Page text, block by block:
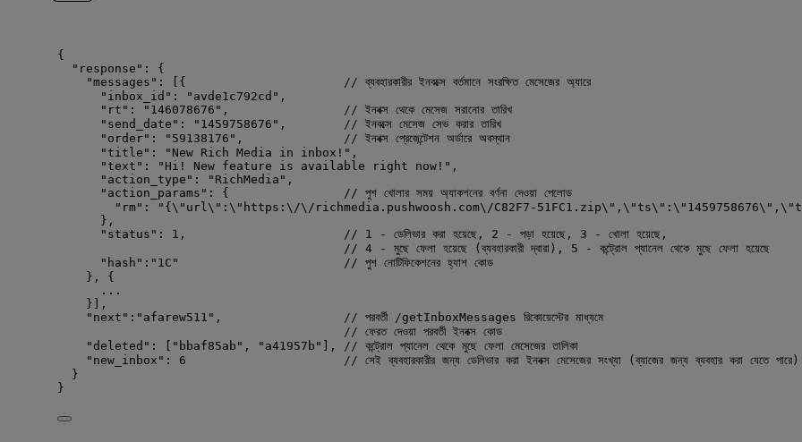
{
"response": {
"messages": [{                      // ব্যবহারকারীর ইনবক্সে বর্তমানে সংরক্ষিত মেসেজের অ্যারে
"inbox_id": "avde1c792cd",
"rt": "146078676",                // ইনবক্স থেকে মেসেজ সরানোর তারিখ
"send_date": "1459758676",        // ইনবক্সে মেসেজ সেভ করার তারিখ
"order": "59138176",              // ইনবক্স প্রেজেন্টেশন অর্ডারে অবস্থান
"title": "New Rich Media in inbox!",
"text": "Hi! New feature is available right now!",
"action_type": "RichMedia",
"action_params": {                // পুশ খোলার সময় অ্যাকশনের বর্ণনা দেওয়া পেলোড
"rm": "{\"url\":\"https:\/\/richmedia.pushwoosh.com\/C82F7-
},
"status": 1,                      // 1 - ডেলিভার করা হয়েছে, 2 - পড়া হয়েছে, 3 - খোলা হয়েছে,
// 4 - মুছে ফেলা হয়েছে (ব্যবহারকারী দ্বারা), 5 - কন্ট্রোল প্যানেল থেকে মুছে ফেলা হয়েছে
"hash":"1C"                       // পুশ নোটিফিকেশনের হ্যাশ কোড
}, {
...
}],
"next":"afarew511",                 // পরবর্তী /getInboxMessages রিকোয়েস্টের মাধ্যমে
// ফেরত দেওয়া পরবর্তী ইনবক্স কোড
"deleted": ["bbaf85ab", "a41957b"], // কন্ট্রোল প্যানেল থেকে মুছে ফেলা মেসেজের তালিকা
"new_inbox": 6                      // সেই ব্যবহারকারীর জন্য ডেলিভার করা ইনবক্স মেসেজের সংখ্যা (ব্যাজের জন্য ব্যবহার করা যেতে পারে)
}
}